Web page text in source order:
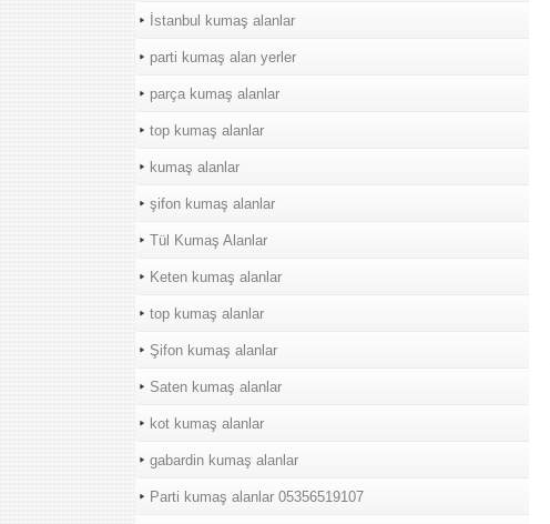
İstanbul kumaş alanlar
parti kumaş alan yerler
parça kumaş alanlar
top kumaş alanlar
kumaş alanlar
şifon kumaş alanlar
Tül Kumaş Alanlar
Keten kumaş alanlar
top kumaş alanlar
Şifon kumaş alanlar
Saten kumaş alanlar
kot kumaş alanlar
gabardin kumaş alanlar
Parti kumaş alanlar 05356519107